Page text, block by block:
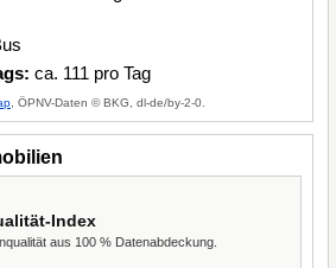
ca. 111 pro Tag
, ÖPNV-Daten © BKG, dl-de/by-2-0.
Index
aus 100 % Datenabdeckung.